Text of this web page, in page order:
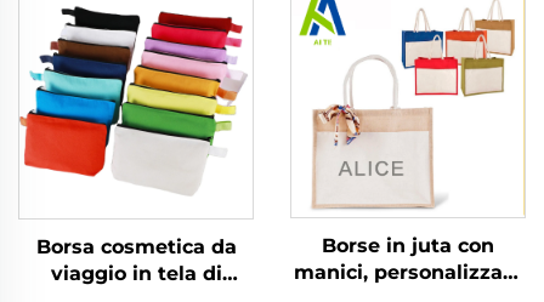
chiusura con cerniera,
manico a spalla, stile
moda, taglia media
per spiaggia e spesa
manici a corda con
stampa lettere,
chiusura con cerniera,
borsa pesante a spalla
Borsa cosmetica da
viaggio in tela di
Borse in juta con
manici, personalizzate